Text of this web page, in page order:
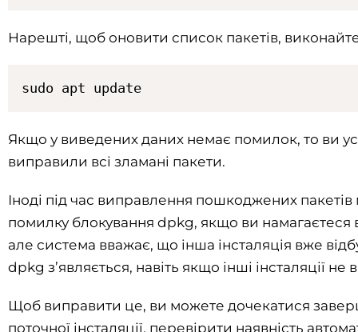
Нарешті, щоб оновити список пакетів,
sudo apt update
Якщо у виведених даних немає помилок, то ви
виправили всі зламані пакети.
Іноді під час виправлення пошкоджених
помилку блокування dpkg, якщо ви намагаєтеся
але система вважає, що інша інсталяція вже
dpkg з’являється, навіть якщо інші інсталяції не
Щоб виправити це, ви можете дочекатися
поточної інсталяції, перевірити наявність